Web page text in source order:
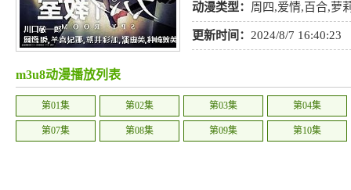
动漫类型： 周四,爱情,百合,萝
人,武侠,娱乐,女性向 TV版,奇
更新时间： 2024/8/7 16:40:23
m3u8动漫播放列表
第01集 第02集 第03集 第04集
第07集 第08集 第09集 第10集